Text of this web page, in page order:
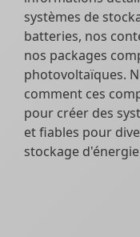
systèmes de
batteries, nos
nos packages
photovoltaïques.
comment ces
pour créer des
et fiables pour
stockage